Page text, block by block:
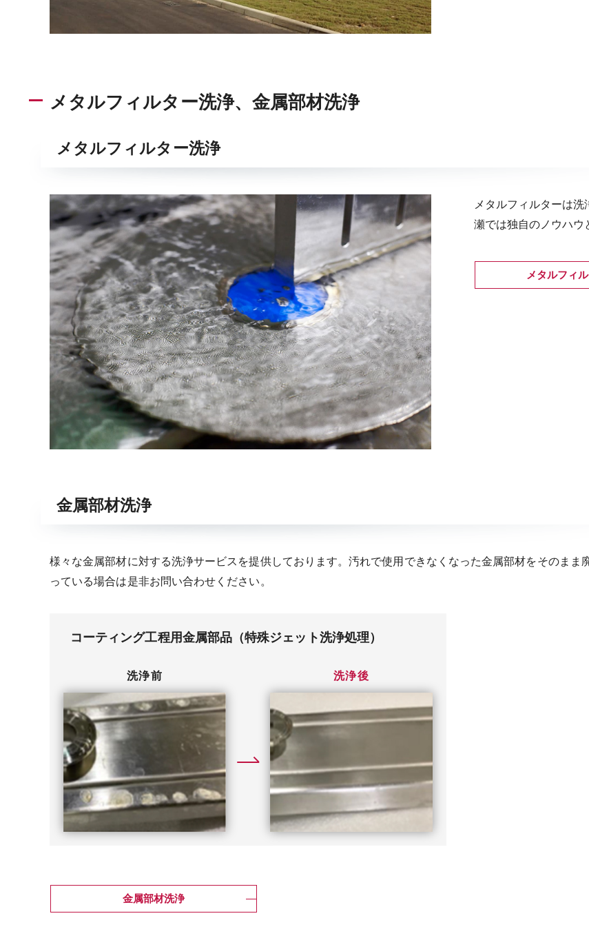
メタルフィルター洗浄、金属部材洗浄
メタルフィルター洗浄
メタルフィルターは
瀬では独自のノウハウ
メタルフィ
金属部材洗浄
様々な金属部材に対する洗浄サービスを提供しております。汚れで使用できなくなった金属部材をそのま
っている場合は是非お問い合わせください。
コーティング工程用金属部品（特殊ジェット洗浄処理）
洗浄前 洗浄後
金属部材洗浄